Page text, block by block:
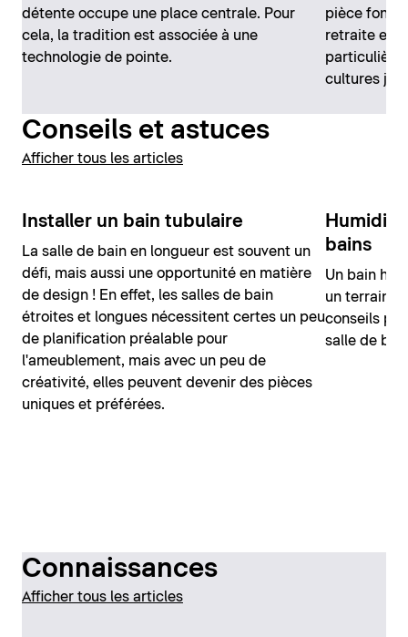
détente occupe une place centrale. Pour
cela, la tradition est associée à une
technologie de pointe.
pièce
retraite et
cultures
Conseils et astuces
Afficher tous les articles
Installer un bain tubulaire
La salle de bain en longueur est souvent un
défi, mais aussi une opportunité en matière
de design ! En effet, les salles de bain
étroites et longues nécessitent certes un peu
de planification préalable pour
l'ameublement, mais avec un peu de
créativité, elles peuvent devenir des pièces
uniques et préférées.
bains
Un bain
un terrain
conseils
salle de
Connaissances
Afficher tous les articles